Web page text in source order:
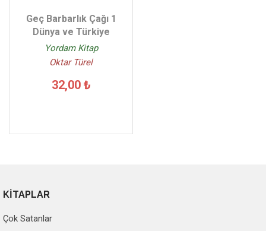
Geç Barbarlık Çağı 1
Dünya ve Türkiye
Yordam Kitap
Oktar Türel
32,00 ₺
KİTAPLAR
Çok Satanlar